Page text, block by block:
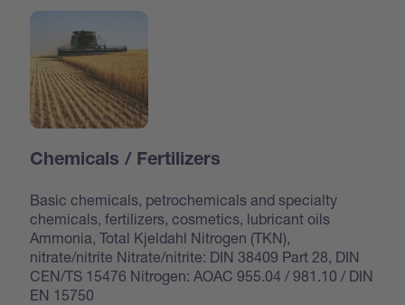
Chemicals / Fertilizers
Basic chemicals, petrochemicals and specialty
chemicals, fertilizers, cosmetics, lubricant oils
Ammonia, Total Kjeldahl Nitrogen (TKN),
nitrate/nitrite Nitrate/nitrite: DIN 38409 Part 28, DIN
CEN/TS 15476 Nitrogen: AOAC 955.04 / 981.10 / DIN
EN 15750